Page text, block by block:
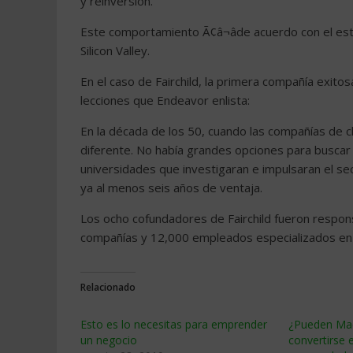
Este comportamiento Ã¢â¬âde acuerdo con el
Silicon Valley.
En el caso de Fairchild, la primera compañía
lecciones que Endeavor enlista:
En la década de los 50, cuando las compañías de
diferente. No había grandes opciones para
universidades que investigaran e impulsaran el
ya al menos seis años de ventaja.
Los ocho cofundadores de Fairchild fueron
compañías y 12,000 empleados especializados
Relacionado
Esto es lo necesitas para emprender
un negocio
¿Pueden
convertirse